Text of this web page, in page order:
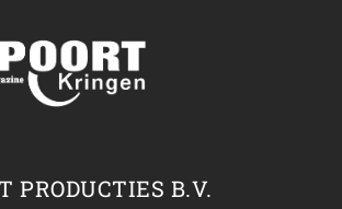
PRODUCTIES B.V.